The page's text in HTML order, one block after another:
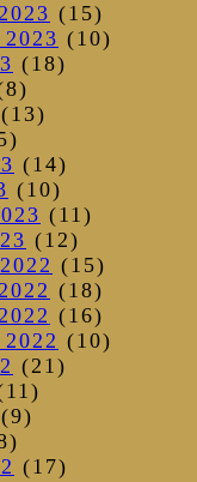
(15)
(10)
(18)
(13)
(14)
(10)
(11)
(12)
(15)
(18)
(16)
(10)
(21)
(9)
(17)